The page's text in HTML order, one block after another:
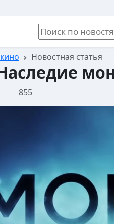
Новостная статья
855